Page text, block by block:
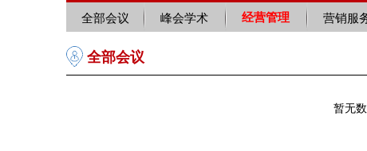
全部会议 峰会学术 经营管理 营销服
全部会议
暂无